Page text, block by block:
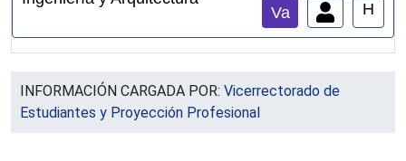
Va
H
INFORMACIÓN CARGADA POR: Vicerrectorado de
Estudiantes y Proyección Profesional